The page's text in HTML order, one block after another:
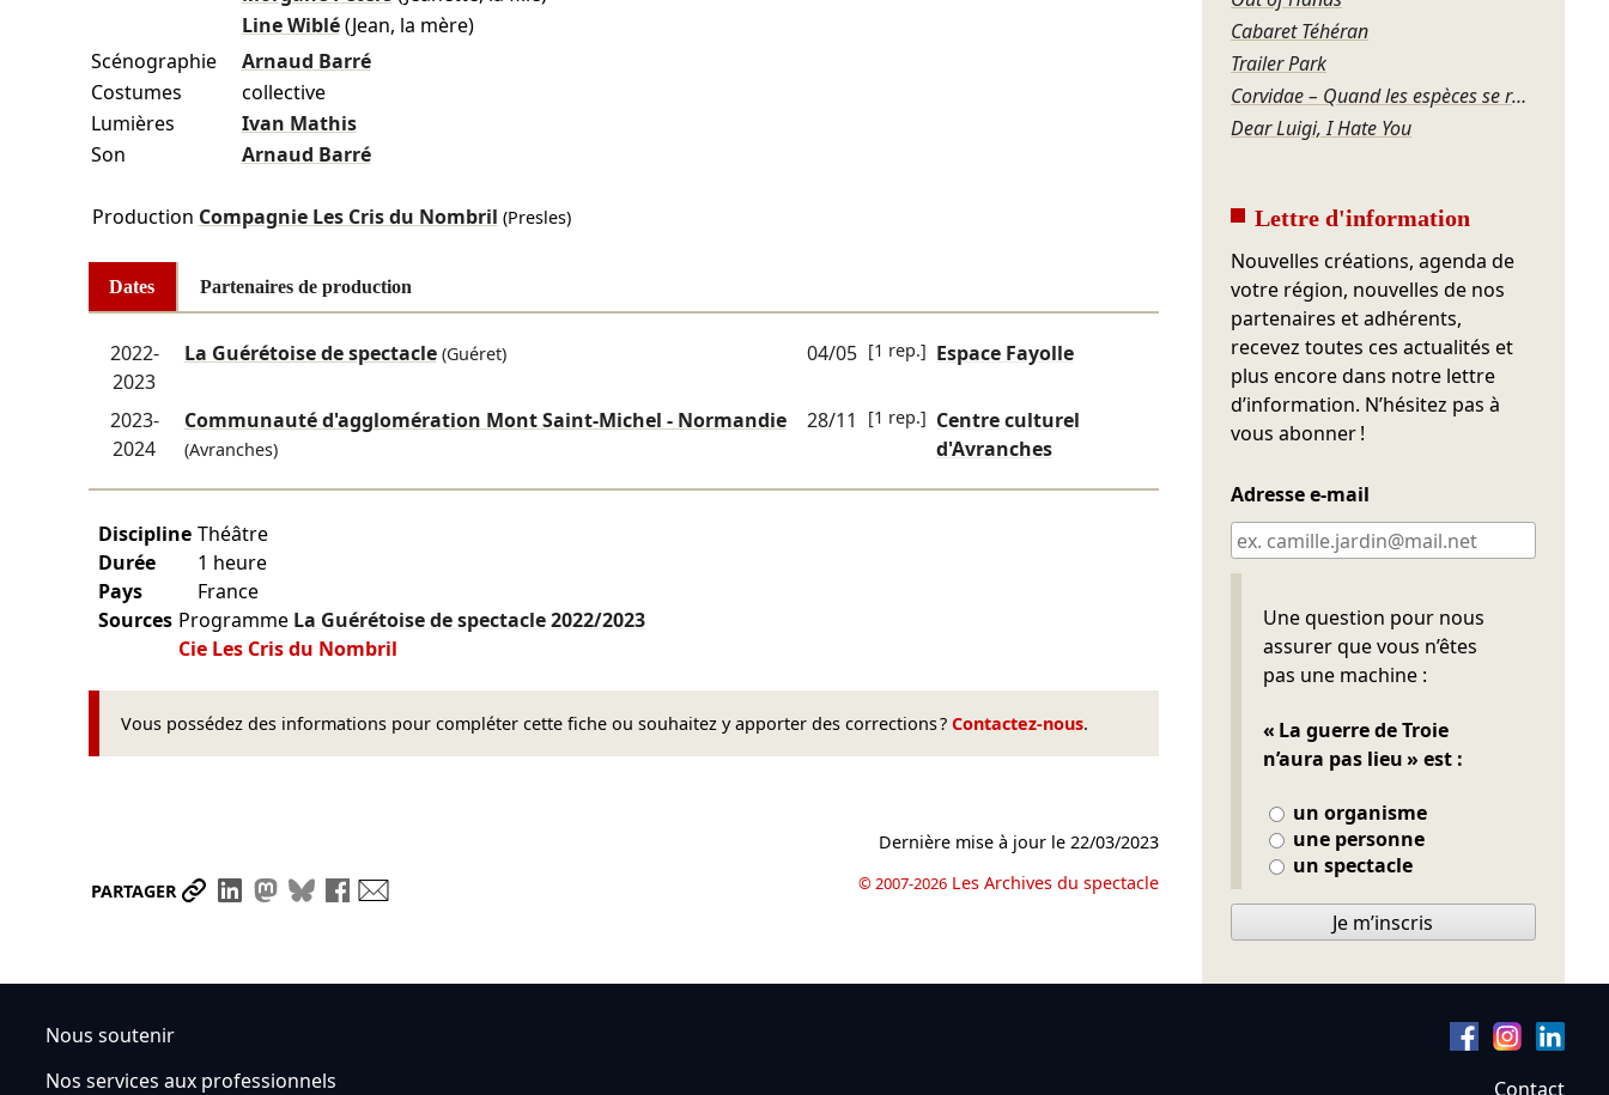
Line Wiblé (Jean, la mère)
Scénographie
Arnaud Barré
Costumes
collective
Lumières
Ivan Mathis
Son
Arnaud Barré
Production Compagnie Les Cris du Nombril (Presles)
Dates Partenaires de production
2022-
2023
La Guérétoise de spectacle(Guéret) 04/05 [1 rep.] Espace Fayolle
2023-
2024
Communauté d'agglomération Mont Saint-Michel - Normandie
(Avranches)
28/11 [1 rep.] Centre culturel
d'Avranches
Discipline Théâtre
Durée
1 heure
Pays
France
Sources Programme La Guérétoise de spectacle2022/2023
Cie Les Cris du Nombril
Vous possédez des informations pour compléter cette fiche ou souhaitez y apporter des corrections ? Contactez-nous.
PARTAGER Partager le lien
Partager sur LinkedIn
Partager sur Mastodon
Partager sur Bluesky
Partager sur Facebook
Dernière mise à jour le22/03/2023
© 2007-2026 Les Archives du spectacle
Cabaret Téhéran
Trailer Park
Corvidae – Quand les espèces se regardent
Dear Luigi, I Hate You
Lettre d'information
Nouvelles créations, agenda de
votre région, nouvelles de nos
partenaires et adhérents,
recevez toutes ces actualités et
plus encore dans notre lettre
d’information. N’hésitez pas à
vous abonner !
Adresse e-mail
Une question pour nous
assurer que vous n’êtes
pas une machine :
« La guerre de Troie
n’aura pas lieu » est :
un organisme
une personne
un spectacle
Ne pas remplir
Je m’inscris
Nous soutenir
Nos services aux professionnels
Contact